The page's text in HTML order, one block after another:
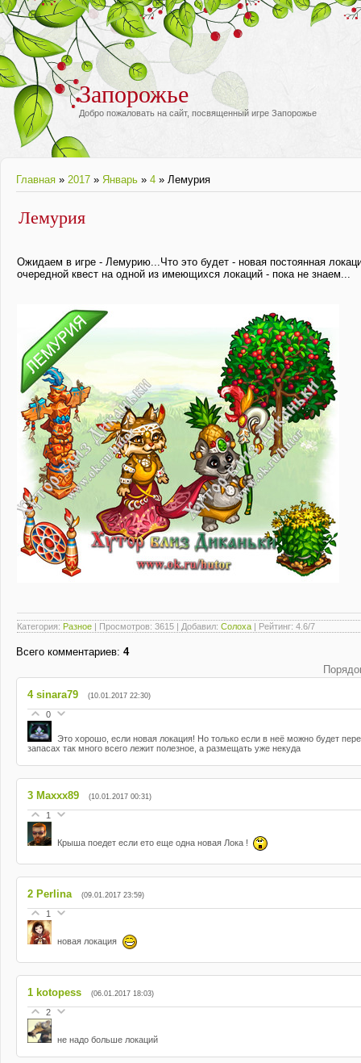
Запорожье
Добро пожаловать на сайт, посвященный игре Запорожье
Главная » 2017 » Январь » 4 » Лемурия
Лемурия
Ожидаем в игре - Лемурию...Что это будет - новая постоянная
очередной квест на одной из имеющихся локаций - пока не знаем...
Категория: Разное | Просмотров: 3615 | Добавил: Солоха | Рейтинг: 4.6/7
Всего комментариев: 4
4 sinara79 (10.01.2017 22:30)
0
Это хорошо, если новая локация! Но только если в неё можно будет
запасах так много всего лежит полезное, а размещать уже некуда
3 Maxxx89 (10.01.2017 00:31)
1
Крыша поедет если ето еще одна новая Лока !
2 Perlina (09.01.2017 23:59)
1
новая локация
1 kotopess (06.01.2017 18:03)
2
не надо больше локаций